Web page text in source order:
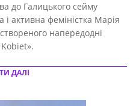
до Галицького сейму
активна феміністка Марія
напередодні
ДАЛІ